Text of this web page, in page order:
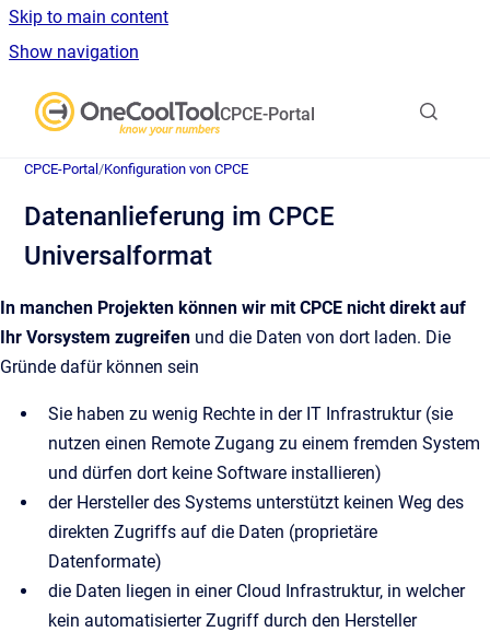
Skip to main content
Show navigation
CPCE-Portal
CPCE-Portal/Konfiguration von CPCE
Datenanlieferung im CPCE
Universalformat
In manchen Projekten können wir mit CPCE nicht direkt auf
Ihr Vorsystem zugreifen und die Daten von dort laden. Die
Gründe dafür können sein
Sie haben zu wenig Rechte in der IT Infrastruktur (sie
nutzen einen Remote Zugang zu einem fremden System
und dürfen dort keine Software installieren)
der Hersteller des Systems unterstützt keinen Weg des
direkten Zugriffs auf die Daten (proprietäre
Datenformate)
die Daten liegen in einer Cloud Infrastruktur, in welcher
kein automatisierter Zugriff durch den Hersteller